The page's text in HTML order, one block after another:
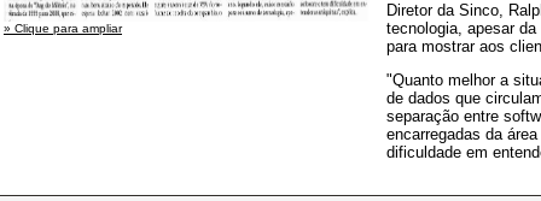
» Clique para ampliar
Diretor da Sinco,
tecnologia, apesar
para mostrar aos
"Quanto melhor a
de dados que
separação entre
encarregadas da
dificuldade em